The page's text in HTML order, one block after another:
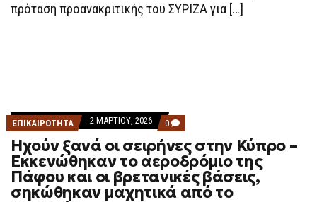
πρόταση προανακριτικής του ΣΥΡΙΖΑ για […]
ΕΠΙΚΑΙΡΟΤΗΤΑ 2 ΜΑΡΤΊΟΥ, 2026 0 COMMENTS
ON
ΗΧΟΎΝ
ΞΑΝΆ
ΟΙ
ΣΕΙΡΉΝΕΣ
ΣΤΗΝ
ΚΎΠΡΟ
Ηχούν ξανά οι σειρήνες στην Κύπρο –
Εκκενώθηκαν το αεροδρόμιο της
Πάφου και οι βρετανικές βάσεις,
σηκώθηκαν μαχητικά από το